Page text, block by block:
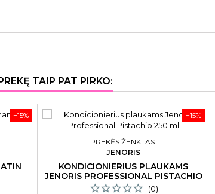
TAIP PAT PIRKO:
−15% −15%
PREKĖS ŽENKLAS:
JENORIS
KONDICIONIERIUS PLAUKAMS
JENORIS PROFESSIONAL PISTACHIO
300 ML
(0)